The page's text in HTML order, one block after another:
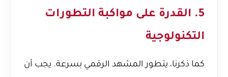
5. القدرة على مواكبة التطورات
التكنولوجية
كما ذكرنا، يتطور المشهد الرقمي بسرعة. يجب أن